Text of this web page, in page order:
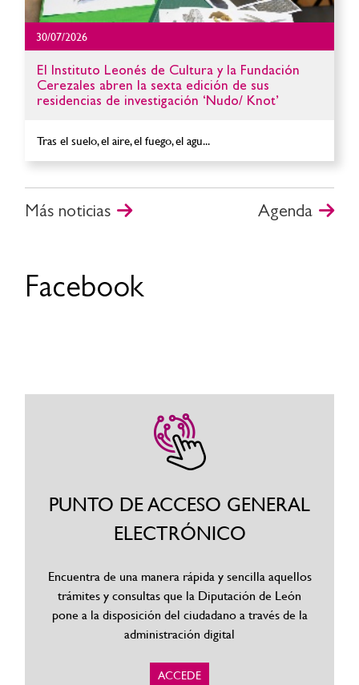
30/07/2026
El Instituto Leonés de Cultura y la Fundación
Cerezales abren la sexta edición de sus
residencias de investigación ‘Nudo/ Knot’
Tras el suelo, el aire, el fuego, el agu...
Más noticias Agenda
Facebook
PUNTO DE ACCESO GENERAL
ELECTRÓNICO
Encuentra de una manera rápida y sencilla aquellos
trámites y consultas que la Diputación de León
pone a la disposición del ciudadano a través de la
administración digital
ACCEDE